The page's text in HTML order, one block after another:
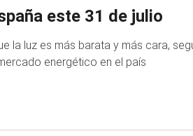
este 31 de julio
la luz es más barata y más cara,
energético en el país